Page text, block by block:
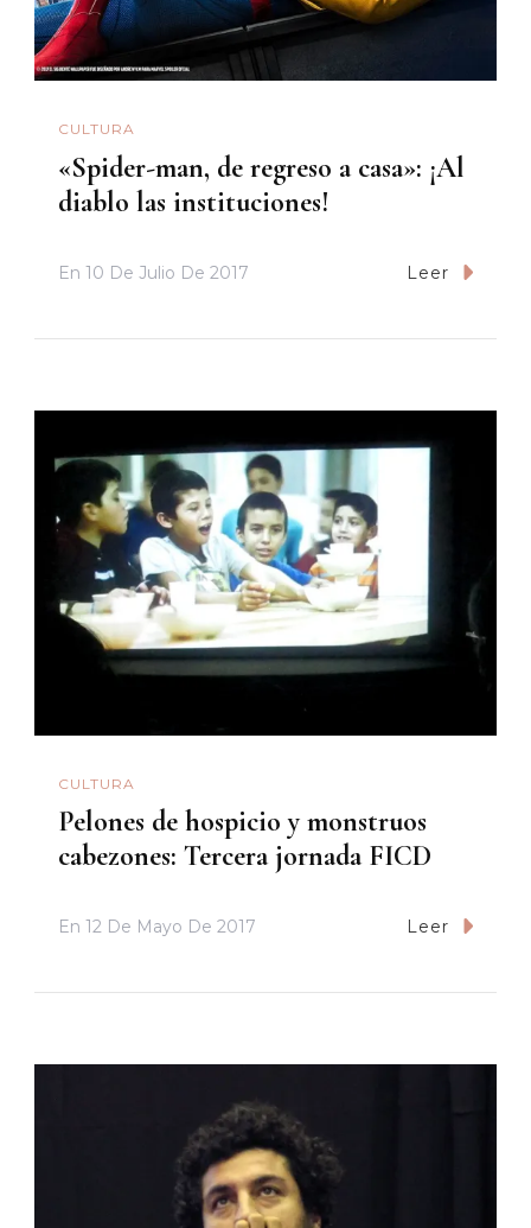
CULTURA
«Spider-man, de regreso a casa»: ¡Al
diablo las instituciones!
En 10 De Julio De 2017 Leer
CULTURA
Pelones de hospicio y monstruos
cabezones: Tercera jornada FICD
En 12 De Mayo De 2017 Leer